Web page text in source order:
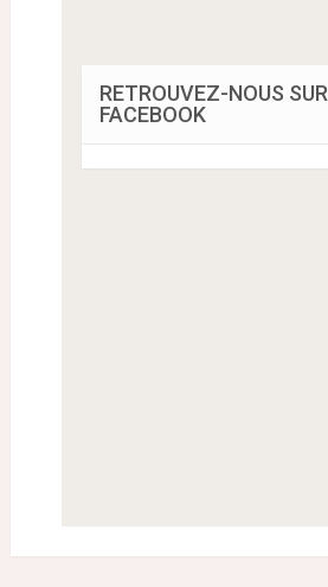
RETROUVEZ-NOUS SUR
FACEBOOK